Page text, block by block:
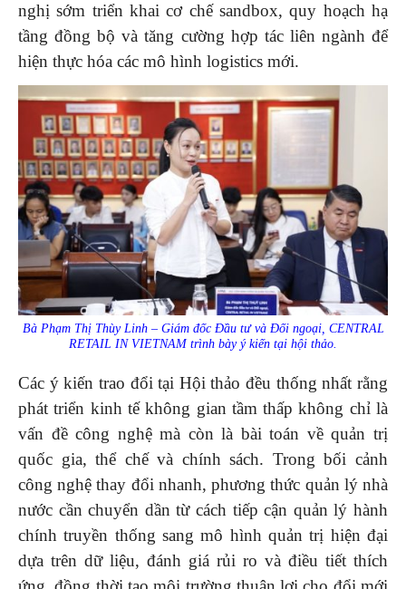
nghị sớm triển khai cơ chế sandbox, quy hoạch hạ
tầng đồng bộ và tăng cường hợp tác liên ngành để
hiện thực hóa các mô hình logistics mới.
Bà Phạm Thị Thùy Linh – Giám đốc Đầu tư và Đối ngoại, CENTRAL
RETAIL IN VIETNAM trình bày ý kiến tại hội thảo.
Các ý kiến trao đổi tại Hội thảo đều thống nhất rằng
phát triển kinh tế không gian tầm thấp không chỉ là
vấn đề công nghệ mà còn là bài toán về quản trị
quốc gia, thể chế và chính sách. Trong bối cảnh
công nghệ thay đổi nhanh, phương thức quản lý nhà
nước cần chuyển dần từ cách tiếp cận quản lý hành
chính truyền thống sang mô hình quản trị hiện đại
dựa trên dữ liệu, đánh giá rủi ro và điều tiết thích